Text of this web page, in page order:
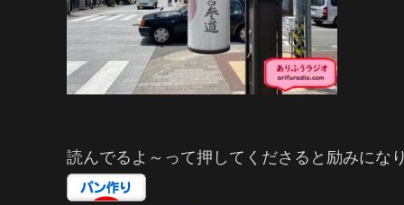
読んでるよ～って押してくださると励みにな